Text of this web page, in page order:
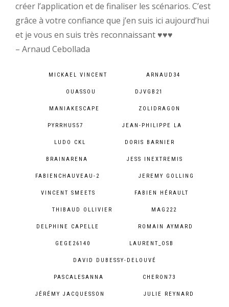
créer l’application et de finaliser les scénarios. C’est
grâce à votre confiance que j’en suis ici aujourd’hui
et je vous en suis très reconnaissant ♥︎♥︎♥︎
– Arnaud Cebollada
MICKAEL VINCENT ARNAUD34
OUASSOU DJVGB21
MANIAKESCAPE ZOLIDRAGON
PYRRHUS57 JEAN-PHILIPPE LA
LUDO CKL DORIS BARNIER
BRAINARENA JESS INEXTREMIS
FABIENCHAUVEAU-2 JEREMY GOLLING
VINCENT SMEETS FABIEN HÉRAULT
THIBAUD OLLIVIER MAG222
DELPHINE CAPELLE ROMAIN AYMARD
GEGE26140 LAURENT_OSB
DAVID DUBESSY-DELOUVÉ
PASCALESANNA CHERON73
JÉRÉMY JACQUESSON JULIE REYNARD